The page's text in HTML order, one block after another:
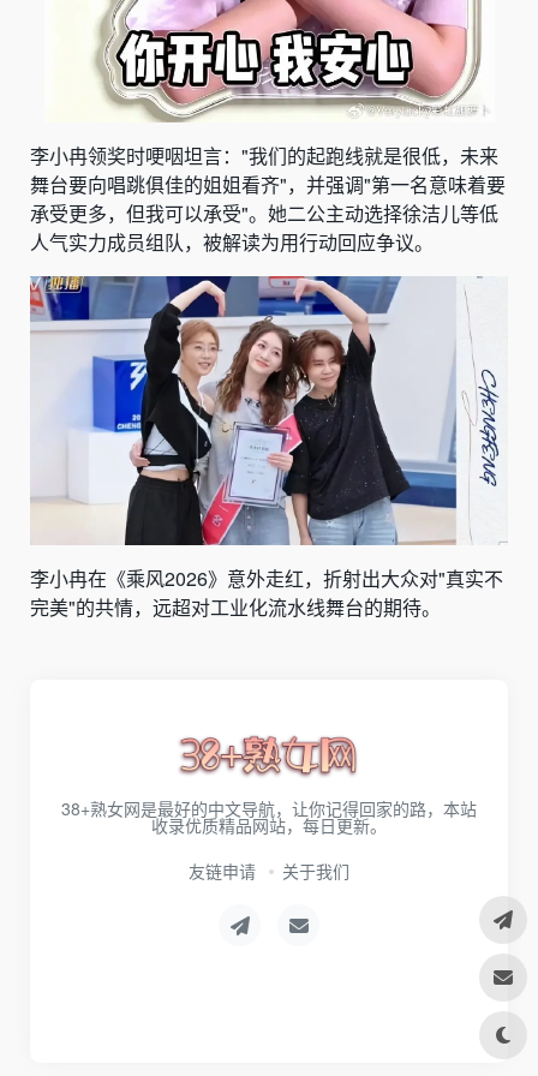
李小冉领奖时哽咽坦言："我们的起跑线就是很低，未来
舞台要向唱跳俱佳的姐姐看齐"，并强调"第一名意味着要
承受更多，但我可以承受"。她二公主动选择徐洁儿等低
人气实力成员组队，被解读为用行动回应争议。
李小冉在《乘风2026》意外走红，折射出大众对"真实不
完美"的共情，远超对工业化流水线舞台的期待。
38+熟女网是最好的中文导航，让你记得回家的路，本站
收录优质精品网站，每日更新。
友链申请
关于我们